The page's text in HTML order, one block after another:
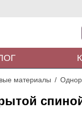
материалы